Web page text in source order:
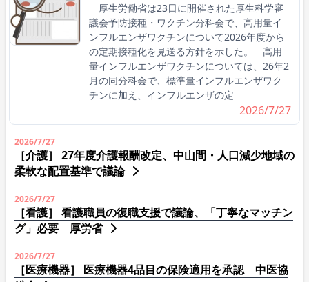
厚生労働省は23日に開催された厚生科学審
議会予防接種・ワクチン分科会で、高用量イ
ンフルエンザワクチンについて2026年度から
の定期接種化を見送る方針を示した。 高用
量インフルエンザワクチンについては、26年2
月の同分科会で、標準量インフルエンザワク
チンに加え、インフルエンザの定
2026/7/27
2026/7/27
［介護］ 27年度介護報酬改定、中山間・人口減少地域の
柔軟な配置基準で議論
2026/7/27
［看護］ 看護職員の復職支援で議論、「丁寧なマッチン
グ」必要 厚労省
2026/7/27
［医療機器］ 医療機器4品目の保険適用を承認 中医協